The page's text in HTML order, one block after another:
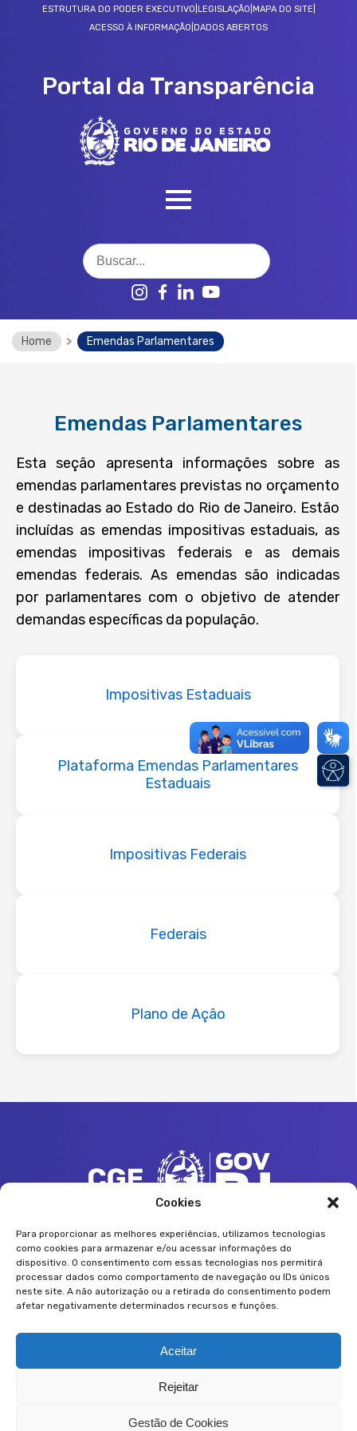
Cookies
Para proporcionar as melhores experiências, utilizamos tecnologias
como cookies para armazenar e/ou acessar informações do
dispositivo. O consentimento com essas tecnologias nos permitirá
processar dados como comportamento de navegação ou IDs únicos
neste site. A não autorização ou a retirada do consentimento podem
afetar negativamente determinados recursos e funções.
Aceitar
Rejeitar
Gestão de Cookies
ESTRUTURA DO PODER EXECUTIVO LEGISLAÇÃO MAPA DO SITE
ACESSO À INFORMAÇÃO DADOS ABERTOS
Portal da Transparência
SOBRE O PORTAL
Legislação
Perguntas Frequentes
Glossário
REDE DE OUVIDORIAS E
TRANSPARÊNCIA
Rede de ouvidorias e transparência
CONTROLE SOCIAL
Decisões 3° instância LAI
Home > Emendas Parlamentares
Emendas Parlamentares
Esta seção apresenta informações sobre as
emendas parlamentares previstas no orçamento
e destinadas ao Estado do Rio de Janeiro. Estão
incluídas as emendas impositivas estaduais, as
emendas impositivas federais e as demais
emendas federais. As emendas são indicadas
por parlamentares com o objetivo de atender
demandas específicas da população.
Impositivas Estaduais
Plataforma Emendas Parlamentares
Estaduais
Impositivas Federais
Federais
Plano de Ação
Centro - Rio de Janeiro, 20020-000
(21) 2333-1814
controladoria@cge.rj.gov.br
Siga a CGE: